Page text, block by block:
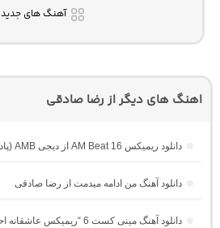
آهنگ های جدید
اهنگ های دیگر از رضا صادقی
دانلود ریمیکس AM Beat 16 از دیجی AMB (پادکست طولانی شنیدنی)
دانلود آهنگ من ادامه میدمت از رضا صادقی
دانلود آهنگ مینی کست 6 “ریمیکس عاشقانه احساسی” از دیجی مهراس